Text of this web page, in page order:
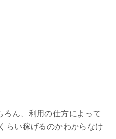
ん、利用の仕方によって
らい稼げるのかわからなけ